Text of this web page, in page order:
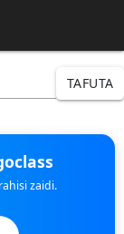
TAFUTA
zaidi.